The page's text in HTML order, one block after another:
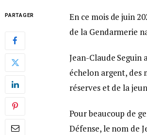
PARTAGER
En ce mois de juin
de la Gendarmerie
Jean-Claude
échelon argent, des
réserves et de la
Pour beaucoup de
Défense, le nom de